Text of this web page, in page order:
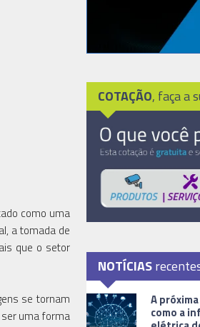
como uma
a tomada de
que o setor
se tornam
uma forma
COTAÇÃO, faça a
NOTÍCIAS
A
como a